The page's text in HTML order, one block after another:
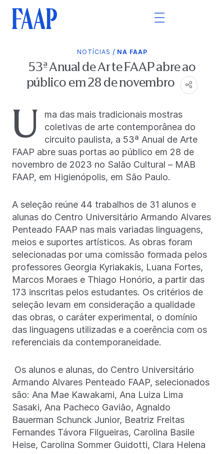
NOTÍCIAS / NA FAAP
53ª Anual de Arte FAAP abre ao
público em 28 de novembro
U
ma das mais tradicionais mostras
coletivas de arte contemporânea do
circuito paulista, a 53ª Anual de Arte
FAAP abre suas portas ao público em 28 de
novembro de 2023 no Salão Cultural – MAB
FAAP, em Higienópolis, em São Paulo.
A seleção reúne 44 trabalhos de 31 alunos e
alunas do Centro Universitário Armando Alvares
Penteado FAAP nas mais variadas linguagens,
meios e suportes artísticos. As obras foram
selecionadas por uma comissão formada pelos
professores Georgia Kyriakakis, Luana Fortes,
Marcos Moraes e Thiago Honório, a partir das
173 inscritas pelos estudantes. Os critérios de
seleção levam em consideração a qualidade
das obras, o caráter experimental, o domínio
das linguagens utilizadas e a coerência com os
referenciais da contemporaneidade.
Os alunos e alunas, do Centro Universitário
Armando Alvares Penteado FAAP, selecionados
são: Ana Mae Kawakami, Ana Luiza Lima
Sasaki, Ana Pacheco Gavião, Agnaldo
Bauerman Schunck Junior, Beatriz Freitas
Fernandes Távora Filgueiras, Carolina Basile
Heise, Carolina Sommer Guidotti, Clara Helena